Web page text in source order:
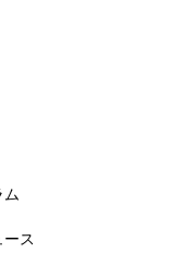
ム
ス